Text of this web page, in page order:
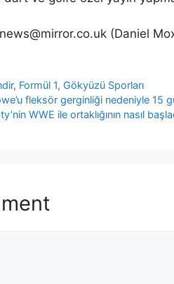
(Daniel
, Formül 1, Gökyüzü Sporları
fleksör gerginliği nedeniyle 15
WWE ile ortaklığının nasıl